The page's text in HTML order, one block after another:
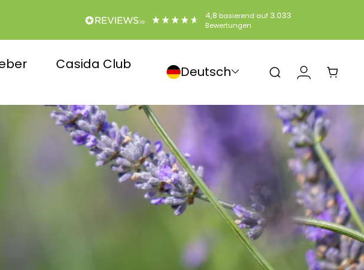
4,8 basierend auf 3.033
Bewertungen
Casida Club
Sprache
Deutsch